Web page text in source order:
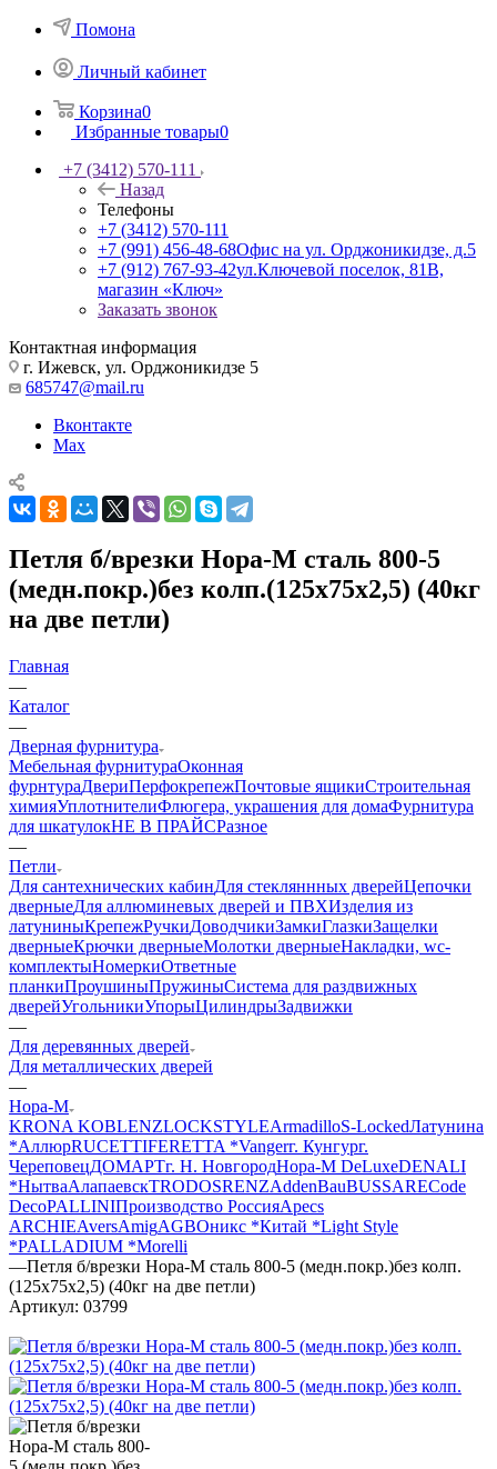
Помона
Личный кабинет
Корзина0
Избранные товары0
+7 (3412) 570-111
Назад
Телефоны
+7 (3412) 570-111
+7 (991) 456-48-68Офис на ул. Орджоникидзе, д.5
+7 (912) 767-93-42ул.Ключевой поселок, 81В,
магазин «Ключ»
Заказать звонок
Контактная информация
г. Ижевск, ул. Орджоникидзе 5
685747@mail.ru
Вконтакте
Max
Петля б/врезки Нора-М сталь 800-5
(медн.покр.)без колп.(125х75х2,5) (40кг
на две петли)
Главная
—
Каталог
—
Дверная фурнитура
Мебельная фурнитураОконная
фурнтураДвериПерфокрепежПочтовые ящикиСтроительная
химияУплотнителиФлюгера, украшения для домаФурнитура
для шкатулокНЕ В ПРАЙСРазное
—
Петли
Для сантехнических кабинДля стекляннных дверейЦепочки
дверныеДля аллюминевых дверей и ПВХИзделия из
латуниныКрепежРучкиДоводчикиЗамкиГлазкиЗащелки
дверныеКрючки дверныеМолотки дверныеНакладки, wc-
комплектыНомеркиОтветные
планкиПроушиныПружиныСистема для раздвижных
дверейУгольникиУпорыЦилиндрыЗадвижки
—
Для деревянных дверей
Для металлических дверей
—
Нора-М
KRONA KOBLENZLOCKSTYLEArmadilloS-LockedЛатунина
*АллюрRUCETTIFERETTA *Vangerг. Кунгург.
ЧереповецДОМАРТг. Н. НовгородНора-М DeLuxeDENALI
*НытваАлапаевскTRODOSRENZAddenBauBUSSARECode
DecoPALLINIПроизводство РоссияApecs
ARCHIЕAversAmigAGBОникс *Китай *Light Style
*PALLADIUM *Morelli
—Петля б/врезки Нора-М сталь 800-5 (медн.покр.)без колп.
(125х75х2,5) (40кг на две петли)
Артикул: 03799